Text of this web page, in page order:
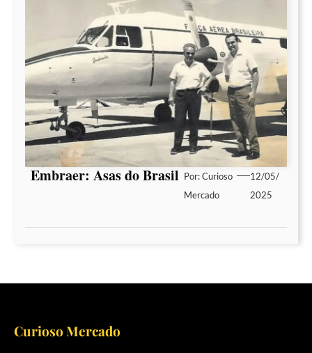
Embraer: Asas do Brasil Por:Curioso
Mercado
12/05/
2025
Curioso Mercado